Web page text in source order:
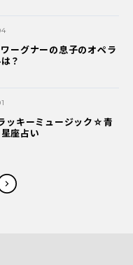
ーグナーの息子のオペラ
？
キーミュージック☆青
座占い